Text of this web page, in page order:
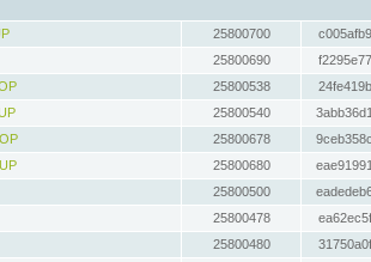
25800700
25800690
25800538
25800540
25800678
25800680
25800500
25800478
25800480